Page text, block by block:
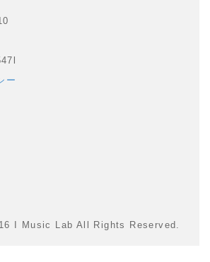
ー
I Music Lab All Rights Reserved.